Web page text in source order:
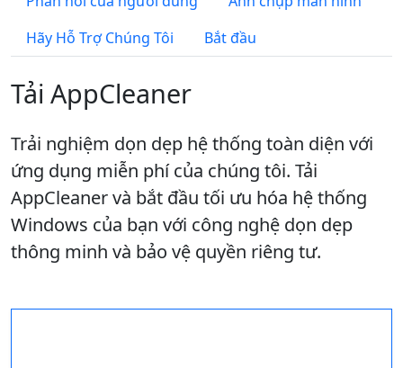
Hãy Hỗ Trợ Chúng Tôi
Bắt đầu
Tải AppCleaner
Trải nghiệm dọn dẹp hệ thống toàn diện với
ứng dụng miễn phí của chúng tôi. Tải
AppCleaner và bắt đầu tối ưu hóa hệ thống
Windows của bạn với công nghệ dọn dẹp
thông minh và bảo vệ quyền riêng tư.